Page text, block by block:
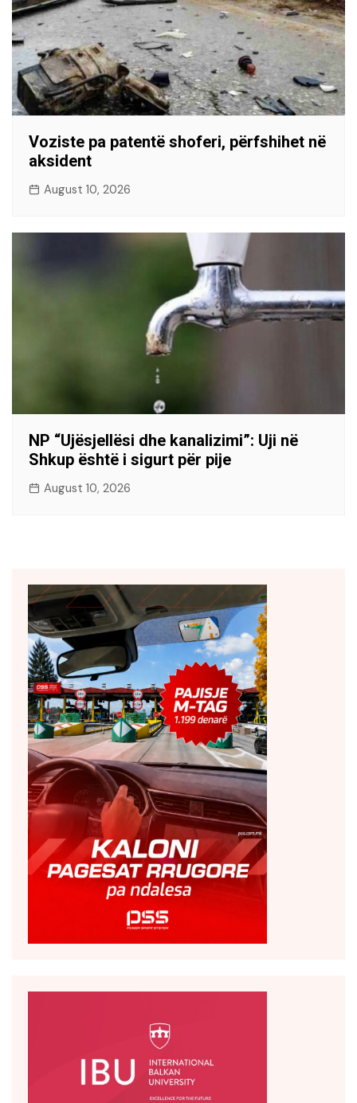
Voziste pa patentë shoferi, përfshihet në
aksident
August 10, 2026
NP “Ujësjellësi dhe kanalizimi”: Uji në
Shkup është i sigurt për pije
August 10, 2026